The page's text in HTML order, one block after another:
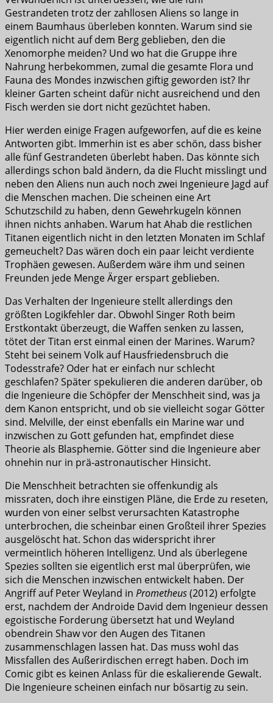
Gestrandeten trotz der zahllosen Aliens so lange in
einem Baumhaus überleben konnten. Warum sind sie
eigentlich nicht auf dem Berg geblieben, den die
Xenomorphe meiden? Und wo hat die Gruppe ihre
Nahrung herbekommen, zumal die gesamte Flora und
Fauna des Mondes inzwischen giftig geworden ist? Ihr
kleiner Garten scheint dafür nicht ausreichend und den
Fisch werden sie dort nicht gezüchtet haben.
Hier werden einige Fragen aufgeworfen, auf die es keine
Antworten gibt. Immerhin ist es aber schön, dass bisher
alle fünf Gestrandeten überlebt haben. Das könnte sich
allerdings schon bald ändern, da die Flucht misslingt und
neben den Aliens nun auch noch zwei Ingenieure Jagd auf
die Menschen machen. Die scheinen eine Art
Schutzschild zu haben, denn Gewehrkugeln können
ihnen nichts anhaben. Warum hat Ahab die restlichen
Titanen eigentlich nicht in den letzten Monaten im Schlaf
gemeuchelt? Das wären doch ein paar leicht verdiente
Trophäen gewesen. Außerdem wäre ihm und seinen
Freunden jede Menge Ärger erspart geblieben.
Das Verhalten der Ingenieure stellt allerdings den
größten Logikfehler dar. Obwohl Singer Roth beim
Erstkontakt überzeugt, die Waffen senken zu lassen,
tötet der Titan erst einmal einen der Marines. Warum?
Steht bei seinem Volk auf Hausfriedensbruch die
Todesstrafe? Oder hat er einfach nur schlecht
geschlafen? Später spekulieren die anderen darüber, ob
die Ingenieure die Schöpfer der Menschheit sind, was ja
dem Kanon entspricht, und ob sie vielleicht sogar Götter
sind. Melville, der einst ebenfalls ein Marine war und
inzwischen zu Gott gefunden hat, empfindet diese
Theorie als Blasphemie. Götter sind die Ingenieure aber
ohnehin nur in prä-astronautischer Hinsicht.
Die Menschheit betrachten sie offenkundig als
missraten, doch ihre einstigen Pläne, die Erde zu reseten,
wurden von einer selbst verursachten Katastrophe
unterbrochen, die scheinbar einen Großteil ihrer Spezies
ausgelöscht hat. Schon das widerspricht ihrer
vermeintlich höheren Intelligenz. Und als überlegene
Spezies sollten sie eigentlich erst mal überprüfen, wie
sich die Menschen inzwischen entwickelt haben. Der
Angriff auf Peter Weyland in Prometheus(2012) erfolgte
erst, nachdem der Androide David dem Ingenieur dessen
egoistische Forderung übersetzt hat und Weyland
obendrein Shaw vor den Augen des Titanen
zusammenschlagen lassen hat. Das muss wohl das
Missfallen des Außerirdischen erregt haben. Doch im
Comic gibt es keinen Anlass für die eskalierende Gewalt.
Die Ingenieure scheinen einfach nur bösartig zu sein.